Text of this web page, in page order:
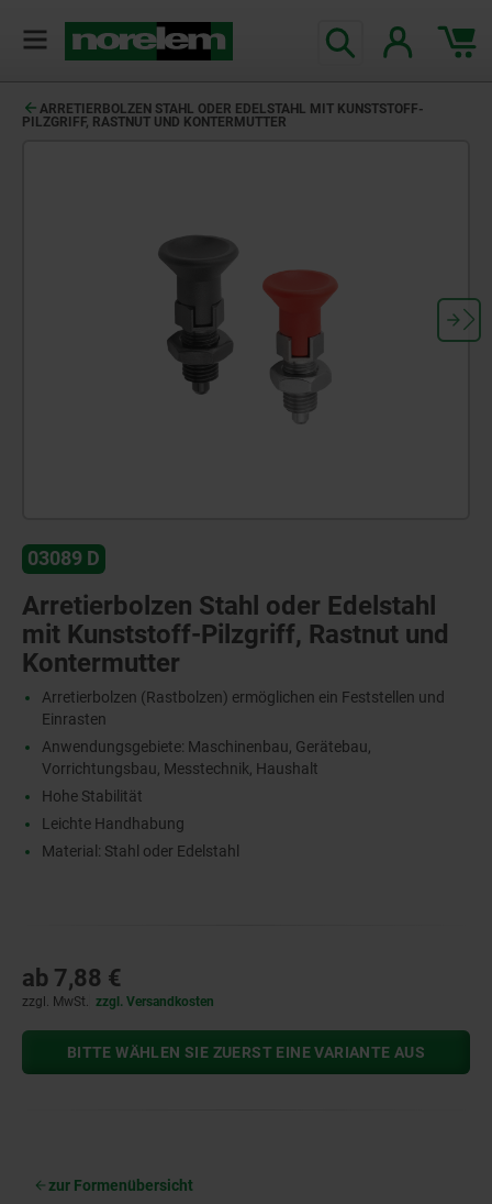
ARRETIERBOLZEN STAHL ODER EDELSTAHL MIT KUNSTSTOFF-
PILZGRIFF, RASTNUT UND KONTERMUTTER
03089 D
Arretierbolzen Stahl oder Edelstahl
mit Kunststoff-Pilzgriff, Rastnut und
Kontermutter
Arretierbolzen (Rastbolzen) ermöglichen ein Feststellen und
Einrasten
Anwendungsgebiete: Maschinenbau, Gerätebau,
Vorrichtungsbau, Messtechnik, Haushalt
Hohe Stabilität
Leichte Handhabung
Material: Stahl oder Edelstahl
ab 7,88 €
zzgl. MwSt. zzgl. Versandkosten
BITTE WÄHLEN SIE ZUERST EINE VARIANTE AUS
zur Formenübersicht